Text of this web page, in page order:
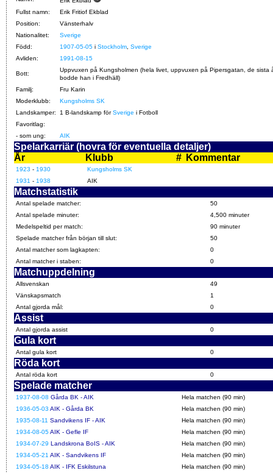
Fullst namn:
Erik Fritiof Ekblad
Position:
Vänsterhalv
Nationalitet:
Sverige
Född:
1907-05-05 i Stockholm Sverige
Avliden:
1991-08-15
Bott:
Uppvuxen på Kungsholmen (hela livet, uppvuxen på Pipersgatan, de sista
bodde han i Fredhäll)
Familj:
Fru Karin
Moderklubb:
Kungsholms SK
Landskamper:
1 B-landskamp förSverige i Fotboll
Favoritlag:
- som ung:
AIK
Spelarkarriär (hovra för eventuella detaljer)
År
Klubb # Kommentar
1923 - 1930
Kungsholms SK
1931 - 1938 AIK
Matchstatistik
Antal spelade matcher:
50
Antal spelade minuter:
4,500 minuter
Medelspeltid per match:
90 minuter
Spelade matcher från början till slut:
50
Antal matcher som lagkapten:
0
Antal matcher i staben:
0
Matchuppdelning
Allsvenskan
49
Vänskapsmatch
1
Antal gjorda mål:
0
Assist
Antal gjorda assist 0
Gula kort
Antal gula kort 0
Röda kort
Antal röda kort 0
Spelade matcher
1937-08-08 Gårda BK - AIK
Hela matchen (90 min)
1936-05-03 AIK - Gårda BK
Hela matchen (90 min)
1935-08-11 Sandvikens IF - AIK
Hela matchen (90 min)
1934-08-05AIK - Gefle IF
Hela matchen (90 min)
1934-07-29 Landskrona BoIS - AIK
Hela matchen (90 min)
1934-05-21 AIK - Sandvikens IF
Hela matchen (90 min)
1934-05-18 AIK - IFK Eskilstuna
Hela matchen (90 min)